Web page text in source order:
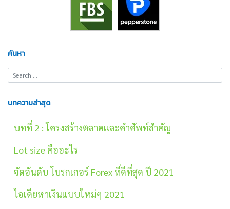
ค้นหา
บทความล่าสุด
บทที่ 2 : โครงสร้างตลาดและคำศัพท์สำคัญ
Lot size คืออะไร
จัดอันดับ โบรกเกอร์ Forex ที่ดีที่สุด ปี 2021
ไอเดียหาเงินแบบใหม่ๆ 2021